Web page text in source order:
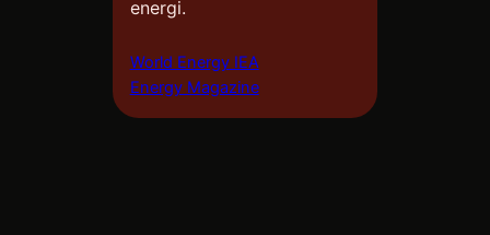
energi.
World Energy IEA
Energy Magazine